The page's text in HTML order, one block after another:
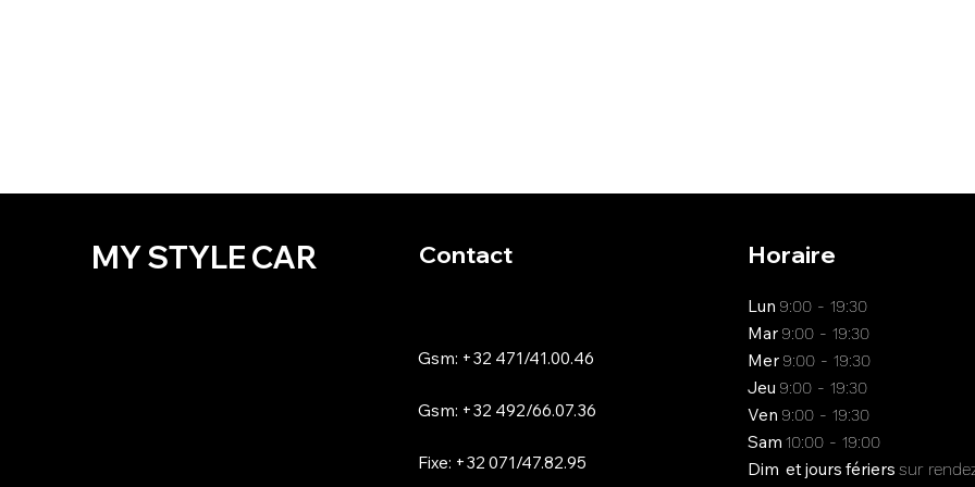
MY STYLE CAR Contact
Gsm: +32 471/41.00.46
Gsm: +32 492/66.07.36
Fixe: +32 071/47.82.95
Horaire
Lun 9:00 - 19:30
Mar 9:00 - 19:30
Mer 9:00 - 19:30
Jeu 9:00 - 19:30
Ven 9:00 - 19:30
Sam 10:00 - 19:00
Dim et jours fériers sur